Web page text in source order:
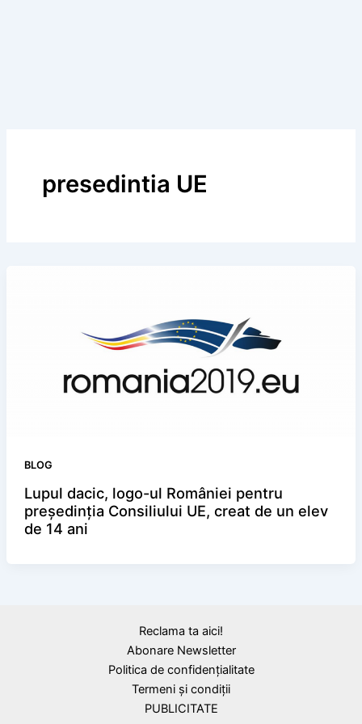
presedintia UE
BLOG
Lupul dacic, logo-ul României pentru
preşedinţia Consiliului UE, creat de un elev
de 14 ani
Reclama ta aici!
Abonare Newsletter
Politica de confidențialitate
Termeni și condiții
PUBLICITATE